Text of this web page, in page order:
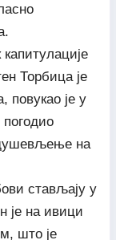
Торбица је
повукао је у
на
стављају у
је на ивици
што је